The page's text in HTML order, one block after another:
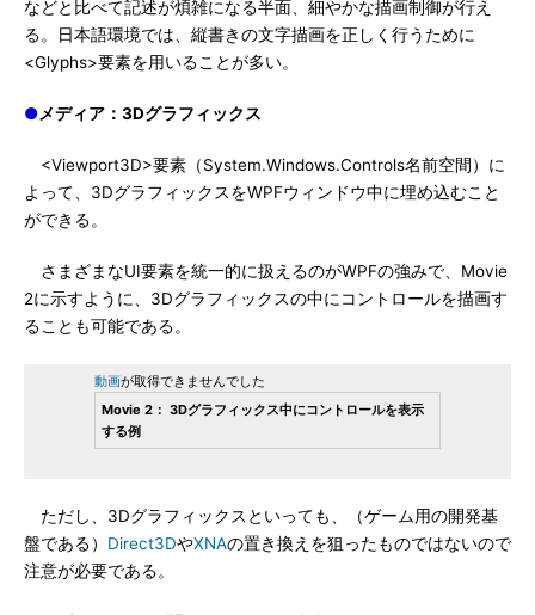
などと比べて記述が煩雑になる半面、細やかな描画制御が行え
る。日本語環境では、縦書きの文字描画を正しく行うために
<Glyphs>要素を用いることが多い。
●メディア：3Dグラフィックス
<Viewport3D>要素（System.Windows.Controls名前空間）に
よって、3DグラフィックスをWPFウィンドウ中に埋め込むこと
ができる。
さまざまなUI要素を統一的に扱えるのがWPFの強みで、Movie
2に示すように、3Dグラフィックスの中にコントロールを描画す
ることも可能である。
動画が取得できませんでした
Movie 2： 3Dグラフィックス中にコントロールを表示
する例
ただし、3Dグラフィックスといっても、（ゲーム用の開発基
盤である） Direct3DやXNAの置き換えを狙ったものではないので
注意が必要である。